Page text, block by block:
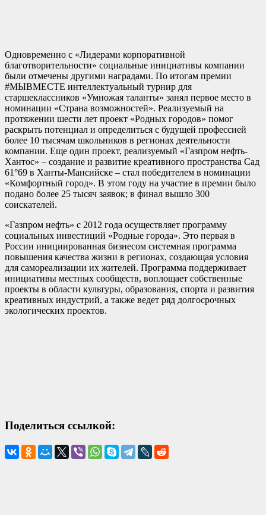
Одновременно с «Лидерами корпоративной
благотворительности» социальные инициативы компании
были отмечены другими наградами. По итогам премии
#МЫВМЕСТЕ интеллектуальный турнир для
старшеклассников «Умножая таланты» занял первое место в
номинации «Страна возможностей». Реализуемый на
протяжении шести лет проект «Родных городов» помог
раскрыть потенциал и определиться с будущей профессией
более 10 тысячам школьников в регионах деятельности
компании. Еще один проект, реализуемый «Газпром нефть-
Хантос» – создание и развитие креативного пространства Сад
61°69 в Ханты-Мансийске – стал победителем в номинации
«Комфортный город». В этом году на участие в премии было
подано более 25 тысяч заявок; в финал вышло 300
соискателей.
«Газпром нефть» с 2012 года осуществляет программу
социальных инвестиций «Родные города». Это первая в
России инициированная бизнесом системная программа
повышения качества жизни в регионах, создающая условия
для самореализации их жителей. Программа поддерживает
инициативы местных сообществ, воплощает собственные
проекты в области культуры, образования, спорта и развития
креативных индустрий, а также ведет ряд долгосрочных
экологических проектов.
Поделиться ссылкой: